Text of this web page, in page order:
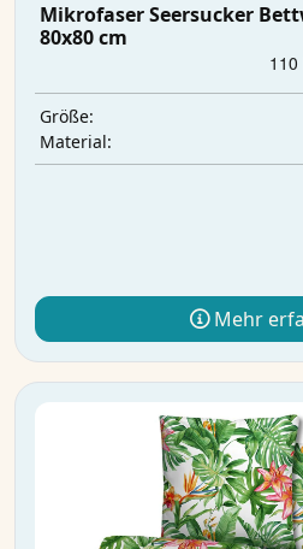
Mikrofaser Seersucker
80x80 cm
Größe:
Material:
Mehr